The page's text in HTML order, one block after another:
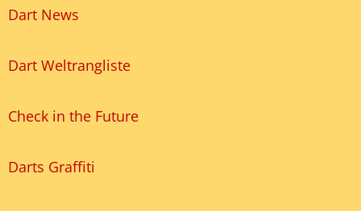
Dart News
Dart Weltrangliste
Check in the Future
Darts Graffiti